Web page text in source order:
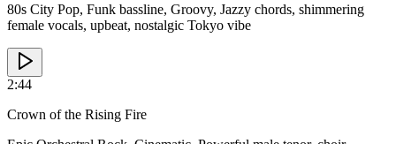
80s City Pop, Funk bassline, Groovy, Jazzy chords, shimmering
female vocals, upbeat, nostalgic Tokyo vibe
2:44
Crown of the Rising Fire